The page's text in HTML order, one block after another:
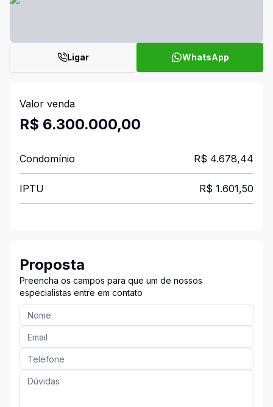
Ligar WhatsApp
Valor venda
R$ 6.300.000,00
Condomínio R$ 4.678,44
IPTU R$ 1.601,50
Proposta
Preencha os campos para que um de nossos
especialistas entre em contato